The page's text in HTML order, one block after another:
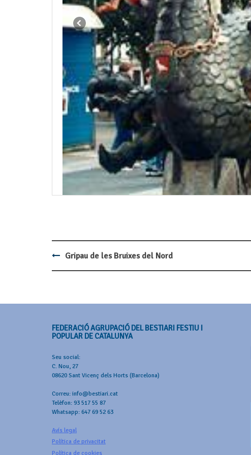
Post
Gripau de les Bruixes del Nord
FEDERACIÓ AGRUPACIÓ DEL BESTIARI FESTIU I
POPULAR DE CATALUNYA
Seu social:
C. Nou, 27
08620 Sant Vicenç dels Horts (Barcelona)
Correu: info@bestiari.cat
Telèfon: 93 517 55 87
Whatsapp: 647 69 52 63
Avís legal
Política de privacitat
Política de cookies